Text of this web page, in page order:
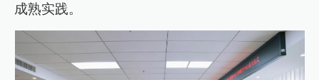
成熟实践。